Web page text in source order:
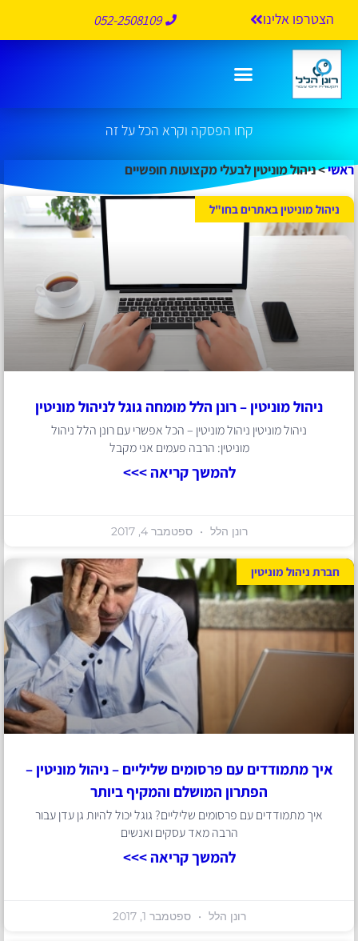
הצטרפו אלינו 052-2508109
ניהול מוניטין לבעלי מקצועות חופשיים
קחו הפסקה וקרא הכל על זה
ראשי>ניהול מוניטין לבעלי מקצועות חופשיים
ניהול מוניטין באתרים בחו"ל
ניהול מוניטין – רונן הלל מומחה גוגל לניהול מוניטין
ניהול מוניטין ניהול מוניטין – הכל אפשרי עם רונן הלל ניהול
מוניטין: הרבה פעמים אני מקבל
להמשך קריאה >>>
רונן הלל ספטמבר 4, 2017
חברת ניהול מוניטין
איך מתמודדים עם פרסומים שליליים – ניהול מוניטין –
הפתרון המושלם והמקיף ביותר
איך מתמודדים עם פרסומים שליליים? גוגל יכול להיות גן עדן עבור
הרבה מאד עסקים ואנשים
להמשך קריאה >>>
רונן הלל ספטמבר 1, 2017